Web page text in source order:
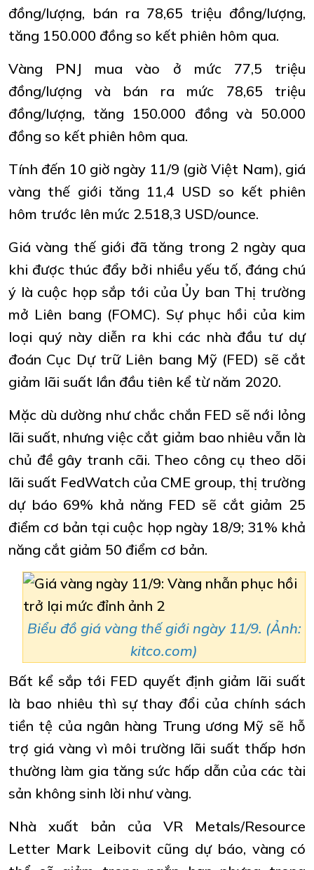
đồng/lượng, bán ra 78,65 triệu đồng/lượng,
tăng 150.000 đồng so kết phiên hôm qua.
Vàng PNJ mua vào ở mức 77,5 triệu
đồng/lượng và bán ra mức 78,65 triệu
đồng/lượng, tăng 150.000 đồng và 50.000
đồng so kết phiên hôm qua.
Tính đến 10 giờ ngày 11/9 (giờ Việt Nam), giá
vàng thế giới tăng 11,4 USD so kết phiên
hôm trước lên mức 2.518,3 USD/ounce.
Giá vàng thế giới đã tăng trong 2 ngày qua
khi được thúc đẩy bởi nhiều yếu tố, đáng chú
ý là cuộc họp sắp tới của Ủy ban Thị trường
mở Liên bang (FOMC). Sự phục hồi của kim
loại quý này diễn ra khi các nhà đầu tư dự
đoán Cục Dự trữ Liên bang Mỹ (FED) sẽ cắt
giảm lãi suất lần đầu tiên kể từ năm 2020.
Mặc dù dường như chắc chắn FED sẽ nới lỏng
lãi suất, nhưng việc cắt giảm bao nhiêu vẫn là
chủ đề gây tranh cãi. Theo công cụ theo dõi
lãi suất FedWatch của CME group, thị trường
dự báo 69% khả năng FED sẽ cắt giảm 25
điểm cơ bản tại cuộc họp ngày 18/9; 31% khả
năng cắt giảm 50 điểm cơ bản.
Biểu đồ giá vàng thế giới ngày 11/9. (Ảnh:
kitco.com)
Bất kể sắp tới FED quyết định giảm lãi suất
là bao nhiêu thì sự thay đổi của chính sách
tiền tệ của ngân hàng Trung ương Mỹ sẽ hỗ
trợ giá vàng vì môi trường lãi suất thấp hơn
thường làm gia tăng sức hấp dẫn của các tài
sản không sinh lời như vàng.
Nhà xuất bản của VR Metals/Resource
Letter Mark Leibovit cũng dự báo, vàng có